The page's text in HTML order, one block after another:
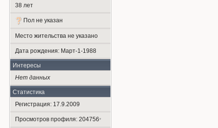
38 лет
Пол не указан
Место жительства не указано
Дата рождения: Март-1-1988
Интересы
Нет данных
Статистика
Регистрация: 17.9.2009
Просмотров профиля: 204756*